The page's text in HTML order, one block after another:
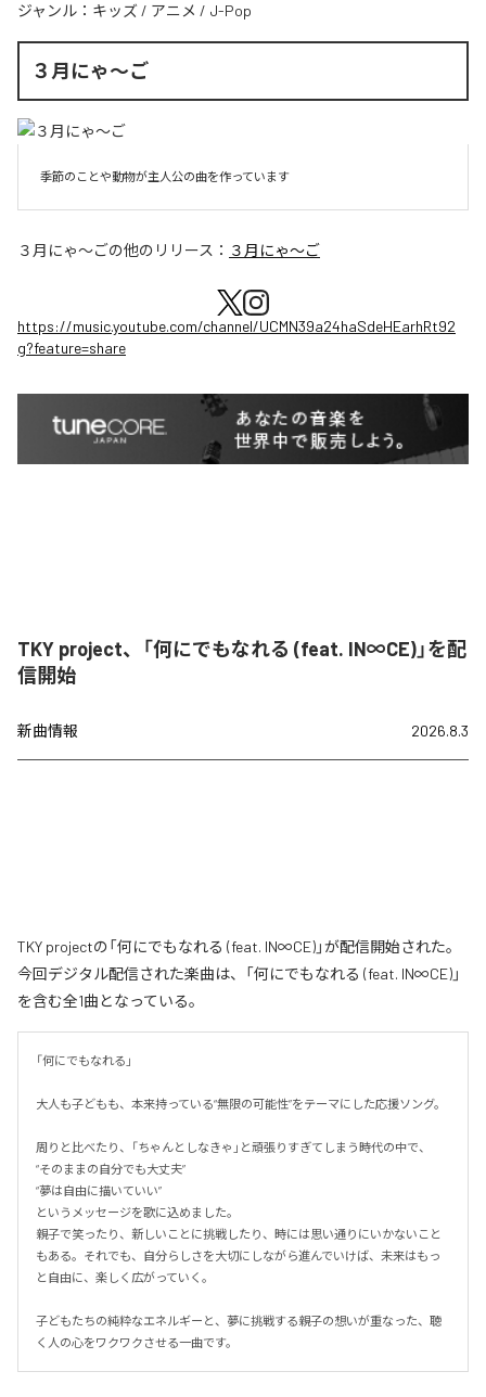
ジャンル： キッズ / アニメ / J-Pop
３月にゃ〜ご
季節のことや動物が主人公の曲を作っています
３月にゃ〜ごの他のリリース： ３月にゃ〜ご
https://music.youtube.com/channel/UCMN39a24haSdeHEarhRt92
g?feature=share
TKY project、「何にでもなれる (feat. IN∞CE)」を配
信開始
新曲情報 2026.8.3
TKY projectの「何にでもなれる (feat. IN∞CE)」が配信開始された。
今回デジタル配信された楽曲は、「何にでもなれる (feat. IN∞CE)」
を含む全1曲となっている。
「何にでもなれる」
大人も子どもも、本来持っている“無限の可能性”をテーマにした応援ソング。
周りと比べたり、「ちゃんとしなきゃ」と頑張りすぎてしまう時代の中で、
“そのままの自分でも大丈夫”
“夢は自由に描いていい”
というメッセージを歌に込めました。
親子で笑ったり、新しいことに挑戦したり、時には思い通りにいかないこと
もある。それでも、自分らしさを大切にしながら進んでいけば、未来はもっ
と自由に、楽しく広がっていく。
子どもたちの純粋なエネルギーと、夢に挑戦する親子の想いが重なった、聴
く人の心をワクワクさせる一曲です。